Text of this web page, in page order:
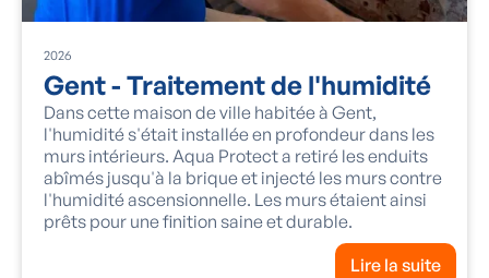
2026
Gent - Traitement de l'humidité
Dans cette maison de ville habitée à Gent,
l'humidité s'était installée en profondeur dans les
murs intérieurs. Aqua Protect a retiré les enduits
abîmés jusqu'à la brique et injecté les murs contre
l'humidité ascensionnelle. Les murs étaient ainsi
prêts pour une finition saine et durable.
Lire la suite